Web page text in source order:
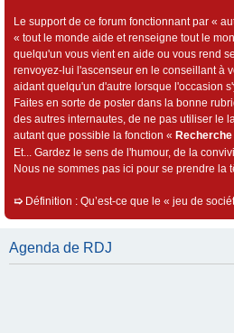
Le support de ce forum fonctionnant par «
« tout le monde aide et renseigne tout le
quelqu'un vous vient en aide ou vous rend
renvoyez-lui l'ascenseur en le conseillant à
aidant quelqu'un d'autre lorsque l'occasion
Faites en sorte de poster dans la bonne
des autres internautes, de ne pas utiliser le
autant que possible la fonction « Recherche
Et... Gardez le sens de l'humour, de la
Nous ne sommes pas ici pour se prendre la
➯ Définition : Qu’est-ce que le « jeu de
Agenda de RDJ